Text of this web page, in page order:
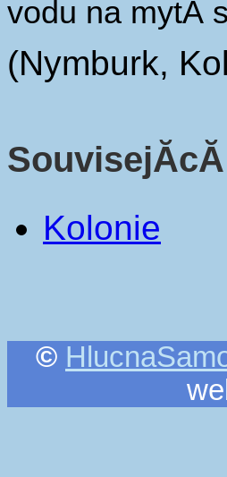
vodu na mytĂ­
(Nymburk,
SouvisejĂ­cĂ­
Kolonie
©